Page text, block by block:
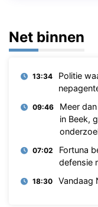
Net binnen
13:34
Politie
09:46
Meer
in Beek,
07:02
Fortuna
defensie
18:30 Vandaag